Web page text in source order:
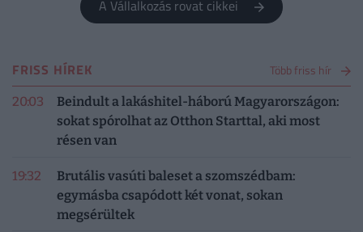
A Vállalkozás rovat cikkei
FRISS HÍREK Több friss hír
20:03
Beindult a lakáshitel-háború Magyarországon:
sokat spórolhat az Otthon Starttal, aki most
résen van
19:32
Brutális vasúti baleset a szomszédbam:
egymásba csapódott két vonat, sokan
megsérültek